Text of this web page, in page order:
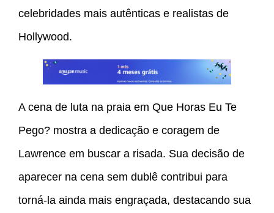
celebridades mais autênticas e realistas de
Hollywood.
A cena de luta na praia em Que Horas Eu Te
Pego? mostra a dedicação e coragem de
Lawrence em buscar a risada. Sua decisão de
aparecer na cena sem dublê contribui para
torná-la ainda mais engraçada, destacando sua